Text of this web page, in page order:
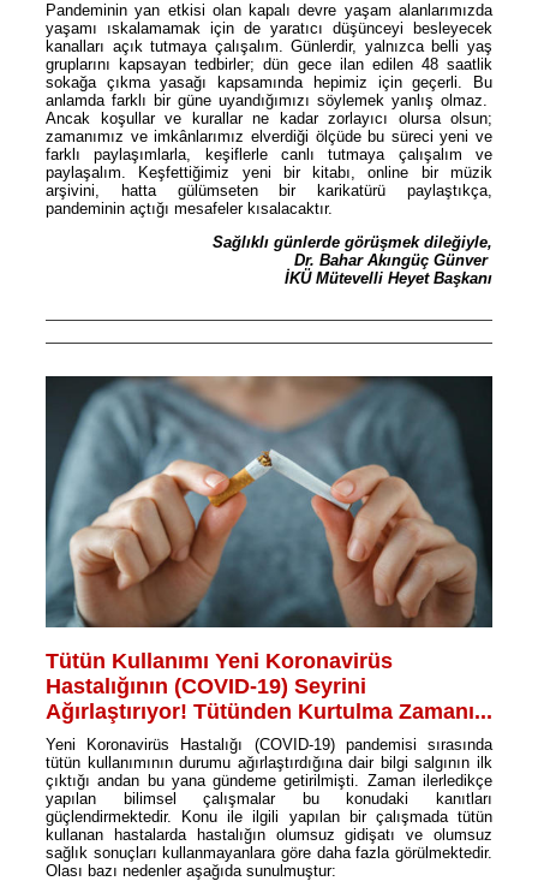
Pandeminin yan etkisi olan kapalı devre yaşam alanlarımızda
yaşamı ıskalamamak için de yaratıcı düşünceyi besleyecek
kanalları açık tutmaya çalışalım. Günlerdir, yalnızca belli yaş
gruplarını kapsayan tedbirler; dün gece ilan edilen 48 saatlik
sokağa çıkma yasağı kapsamında hepimiz için geçerli. Bu
anlamda farklı bir güne uyandığımızı söylemek yanlış olmaz.
Ancak koşullar ve kurallar ne kadar zorlayıcı olursa olsun;
zamanımız ve imkânlarımız elverdiği ölçüde bu süreci yeni ve
farklı paylaşımlarla, keşiflerle canlı tutmaya çalışalım ve
paylaşalım. Keşfettiğimiz yeni bir kitabı, online bir müzik
arşivini, hatta gülümseten bir karikatürü paylaştıkça,
pandeminin açtığı mesafeler kısalacaktır.
Sağlıklı günlerde görüşmek dileğiyle,
Dr. Bahar Akıngüç Günver
İKÜ Mütevelli Heyet Başkanı
Tütün Kullanımı Yeni Koronavirüs
Hastalığının (COVID-19) Seyrini
Ağırlaştırıyor! Tütünden Kurtulma Zamanı...
Yeni Koronavirüs Hastalığı (COVID-19) pandemisi sırasında
tütün kullanımının durumu ağırlaştırdığına dair bilgi salgının ilk
çıktığı andan bu yana gündeme getirilmişti. Zaman ilerledikçe
yapılan bilimsel çalışmalar bu konudaki kanıtları
güçlendirmektedir. Konu ile ilgili yapılan bir çalışmada tütün
kullanan hastalarda hastalığın olumsuz gidişatı ve olumsuz
sağlık sonuçları kullanmayanlara göre daha fazla görülmektedir.
Olası bazı nedenler aşağıda sunulmuştur: